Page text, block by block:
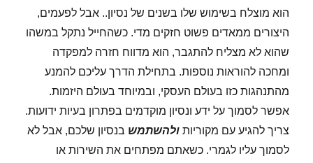
הוא מוצלח בשימוש שלו בשנים של נסיון.. אבל לפעמים,
היצורים ממאדים פשוט חזקים מדי. כשהחייל נתקל במשהו
שהוא לא מצליח להתגבר, הוא מדווח חזרה למפקדה
ומחכה להוראות נוספות. בתחילת הדרך עליכם להמנע
מהתנהגות כזו בעולם העסקי, ובמיוחד בעולם היזמות.
אפשר לסמוך על ידע ונסיון מוקדמים בפתרון בעיות ידועות.
צריך להגיע עם מקוריותולהשתמש בנסיון שלכם, אבל לא
לסמוך עליו לגמרי. כשאתם מפתחים את השירות או